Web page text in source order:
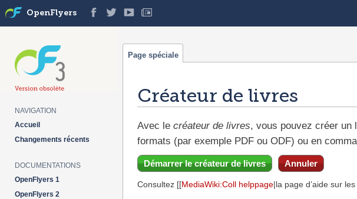
Créateur de livres
Avec le créateur de livres, vous pouvez créer un
formats (par exemple PDF ou ODF) ou en
Démarrer le créateur de livres Annuler
Consultez [[MediaWiki:Coll helppage|la page d’aide sur
Page spéciale
OpenFlyers
NAVIGATION
Accueil
Changements récents
DOCUMENTATIONS
OpenFlyers 1
OpenFlyers 2